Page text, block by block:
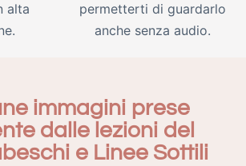
alta
permetterti di guardarlo
anche senza audio.
immagini prese
dalle lezioni del
e Linee Sottili